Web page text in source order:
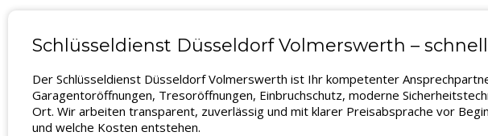
Schlüsseldienst Düsseldorf Volmerswerth –
Der Schlüsseldienst Düsseldorf Volmerswerth ist Ihr kompetenter
Garagentoröffnungen, Tresoröffnungen, Einbruchschutz, moderne
Ort. Wir arbeiten transparent, zuverlässig und mit klarer Preisabsprache vor
und welche Kosten entstehen.